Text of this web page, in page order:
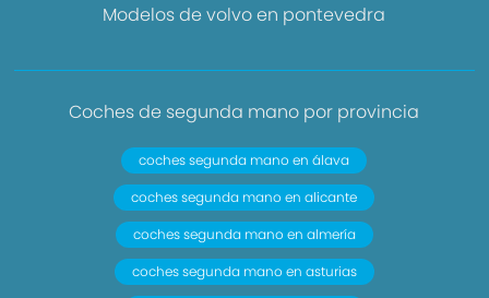
Modelos de volvo en pontevedra
Coches de segunda mano por provincia
coches segunda mano en álava
coches segunda mano en alicante
coches segunda mano en almería
coches segunda mano en asturias